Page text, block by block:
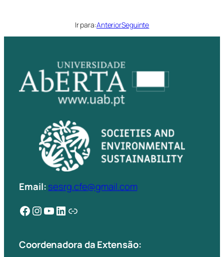
Ir para:AnteriorSeguinte
Email:sesrg.cfe@gmail.com
Facebook Instagram YouTube LinkedIn Ligação
Coordenadora da Extensão: